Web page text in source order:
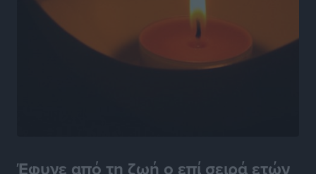
Έφυγε από τη ζωή ο επί σειρά ετών